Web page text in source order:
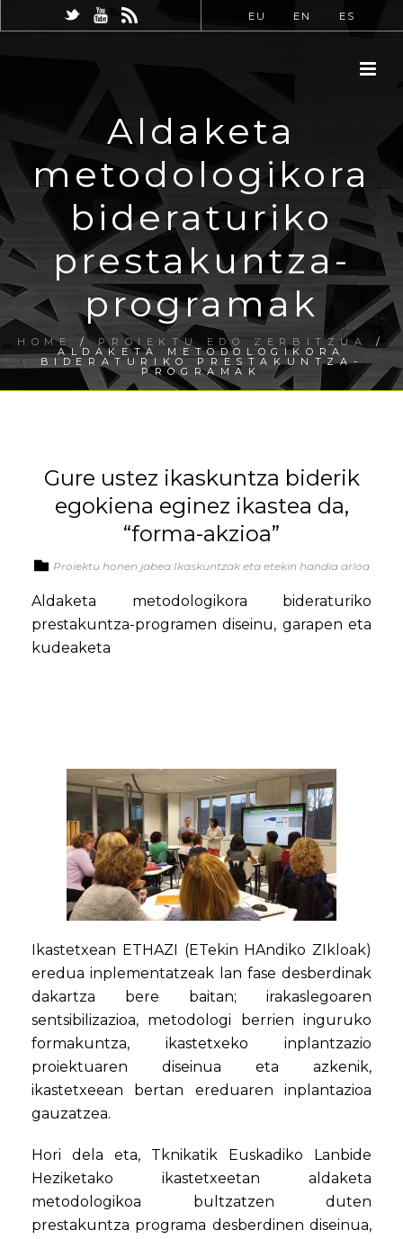
EU EN ES
Aldaketa
metodologikora
bideraturiko
prestakuntza-
programak
HOME /PROIEKTU EDO ZERBITZUA /
ALDAKETA METODOLOGIKORA
BIDERATURIKO PRESTAKUNTZA-
PROGRAMAK
Gure ustez ikaskuntza biderik
egokiena eginez ikastea da,
“forma-akzioa”
Proiektu honen jabea:Ikaskuntzak eta etekin handia arloa
Aldaketa metodologikora bideraturiko
prestakuntza-programen diseinu, garapen eta
kudeaketa
Ikastetxean ETHAZI (ETekin HAndiko ZIkloak)
eredua inplementatzeak lan fase desberdinak
dakartza bere baitan; irakaslegoaren
sentsibilizazioa, metodologi berrien inguruko
formakuntza, ikastetxeko inplantzazio
proiektuaren diseinua eta azkenik,
ikastetxeean bertan ereduaren inplantazioa
gauzatzea.
Hori dela eta, Tknikatik Euskadiko Lanbide
Heziketako ikastetxeetan aldaketa
metodologikoa bultzatzen duten
prestakuntza programa desberdinen diseinua,